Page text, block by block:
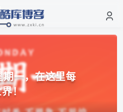
一，在这里每
！